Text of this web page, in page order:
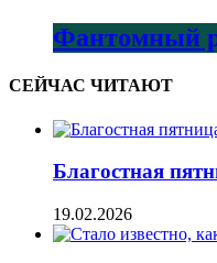
Фантомный
СЕЙЧАС ЧИТАЮТ
Благостная
19.02.2026